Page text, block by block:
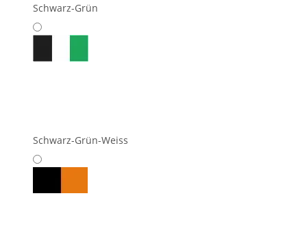
Schwarz-Grün
Schwarz-Grün-Weiss